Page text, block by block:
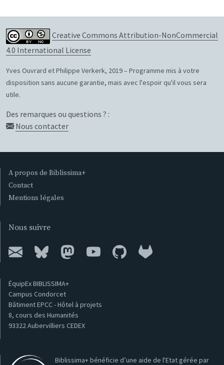
Creative Commons Attribution-NonCommercial
4.0 International License
Yves Ouvrard et Philippe Verkerk, 2019 – Programme mis à votre
disposition sans aucune garantie, mais avec l'espoir qu'il vous sera
utile.
Des remarques ou questions ? :
Nous contacter
A propos de Biblissima+
Contact
Mentions légales
Nous suivre
ÉquipEx BIBLISSIMA+
Campus Condorcet
Bâtiment EPCC - Hôtel à projets
8, cours des Humanités
93322 Aubervilliers CEDEX
Biblissima+ bénéficie d’une aide de l'Etat gérée par